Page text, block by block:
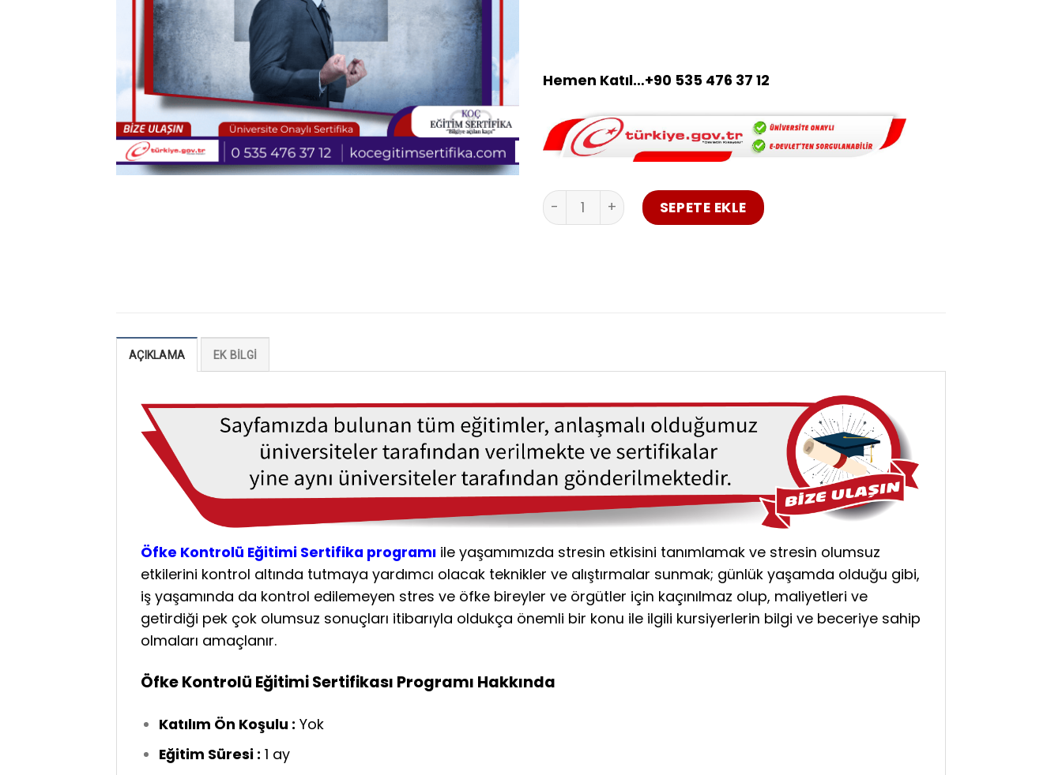
Hemen Katıl…+90 535 476 37 12
Öfke Kontrolü Eğitimi Sertifikası adet
SEPETE EKLE
AÇIKLAMA EK BILGI
Öfke Kontrolü Eğitimi Sertifika programı ile yaşamımızda stresin etkisini tanımlamak ve stresin olumsuz
etkilerini kontrol altında tutmaya yardımcı olacak teknikler ve alıştırmalar sunmak; günlük yaşamda olduğu gibi,
iş yaşamında da kontrol edilemeyen stres ve öfke bireyler ve örgütler için kaçınılmaz olup, maliyetleri ve
getirdiği pek çok olumsuz sonuçları itibarıyla oldukça önemli bir konu ile ilgili kursiyerlerin bilgi ve beceriye sahip
olmaları amaçlanır.
Öfke Kontrolü Eğitimi Sertifikası Programı Hakkında
Katılım Ön Koşulu : Yok
Eğitim Süresi : 1 ay